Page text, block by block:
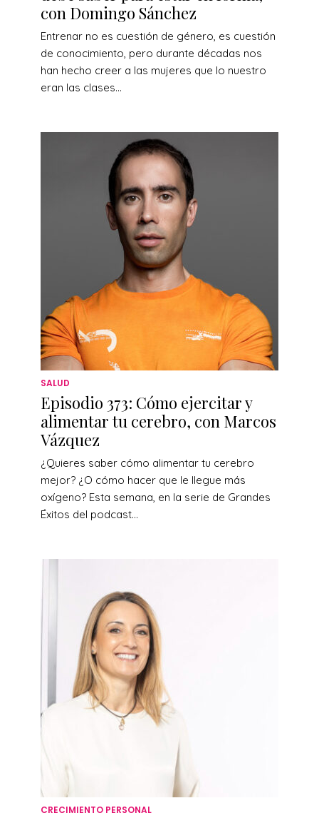
con Domingo Sánchez
Entrenar no es cuestión de género, es cuestión
de conocimiento, pero durante décadas nos
han hecho creer a las mujeres que lo nuestro
eran las clases...
SALUD
Episodio 373: Cómo ejercitar y
alimentar tu cerebro, con Marcos
Vázquez
¿Quieres saber cómo alimentar tu cerebro
mejor? ¿O cómo hacer que le llegue más
oxígeno? Esta semana, en la serie de Grandes
Éxitos del podcast...
CRECIMIENTO PERSONAL